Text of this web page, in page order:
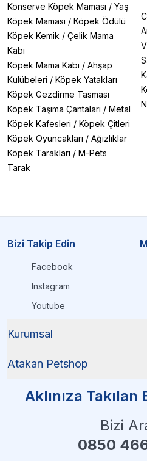
Konserve Köpek Maması / Yaş
Köpek Maması / Köpek Ödülü
Köpek Kemik / Çelik Mama
Kabı
Köpek Mama Kabı / Ahşap
Kulübeleri / Köpek Yatakları
Köpek Gezdirme Tasması
Köpek Taşıma Çantaları / Metal
Köpek Kafesleri / Köpek Çitleri
Köpek Oyuncakları / Ağızlıklar
Köpek Tarakları / M-Pets
Tarak
Bizi Takip Edin
Facebook
Instagram
Youtube
Kurumsal
Atakan Petshop
Aklınıza Takılan
Bizi
0850